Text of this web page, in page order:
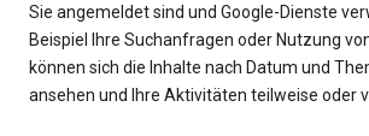
Sie angemeldet sind und Google-Dienste
Beispiel Ihre Suchanfragen oder Nutzung
können sich die Inhalte nach Datum und
ansehen und Ihre Aktivitäten teilweise oder